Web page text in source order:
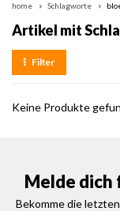
home Schlagworte
Artikel mit
Filter
Keine Produkte
Melde dich
Bekomme die